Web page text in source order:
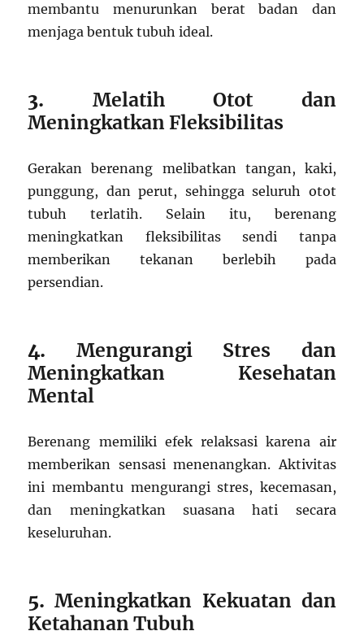
membantu menurunkan berat badan dan
menjaga bentuk tubuh ideal.
3. Melatih Otot dan
Meningkatkan Fleksibilitas
Gerakan berenang melibatkan tangan, kaki,
punggung, dan perut, sehingga seluruh otot
tubuh terlatih. Selain itu, berenang
meningkatkan fleksibilitas sendi tanpa
memberikan tekanan berlebih pada
persendian.
4. Mengurangi Stres dan
Meningkatkan Kesehatan
Mental
Berenang memiliki efek relaksasi karena air
memberikan sensasi menenangkan. Aktivitas
ini membantu mengurangi stres, kecemasan,
dan meningkatkan suasana hati secara
keseluruhan.
5.Meningkatkan Kekuatan dan
Ketahanan Tubuh